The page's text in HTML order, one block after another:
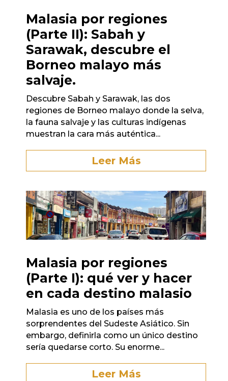
Malasia por regiones
(Parte II): Sabah y
Sarawak, descubre el
Borneo malayo más
salvaje.
Descubre Sabah y Sarawak, las dos
regiones de Borneo malayo donde la selva,
la fauna salvaje y las culturas indígenas
muestran la cara más auténtica...
Leer Más
Malasia por regiones
(Parte I): qué ver y hacer
en cada destino malasio
Malasia es uno de los países más
sorprendentes del Sudeste Asiático. Sin
embargo, definirla como un único destino
sería quedarse corto. Su enorme...
Leer Más